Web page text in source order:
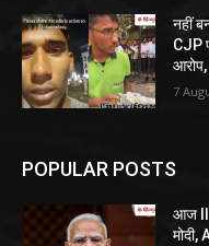
नहीं
CJP
7
POPULAR POSTS
आज IIT
मोदी,